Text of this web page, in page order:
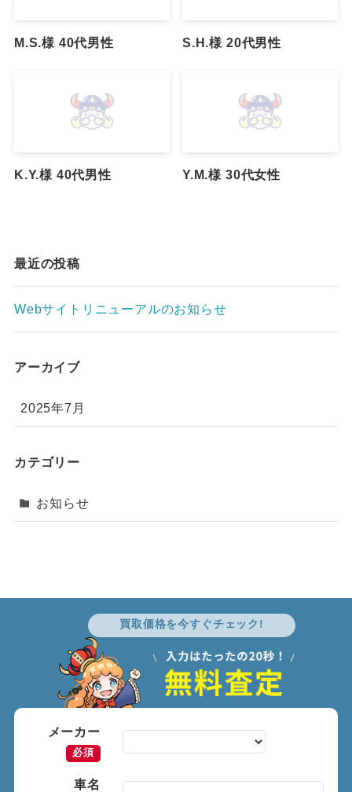
M.S.様 40代男性 S.H.様 20代男性
K.Y.様 40代男性 Y.M.様 30代女性
最近の投稿
Webサイトリニューアルのお知らせ
アーカイブ
2025年7月
カテゴリー
お知らせ
買取価格を今すぐチェック!
メーカー
必須
車名